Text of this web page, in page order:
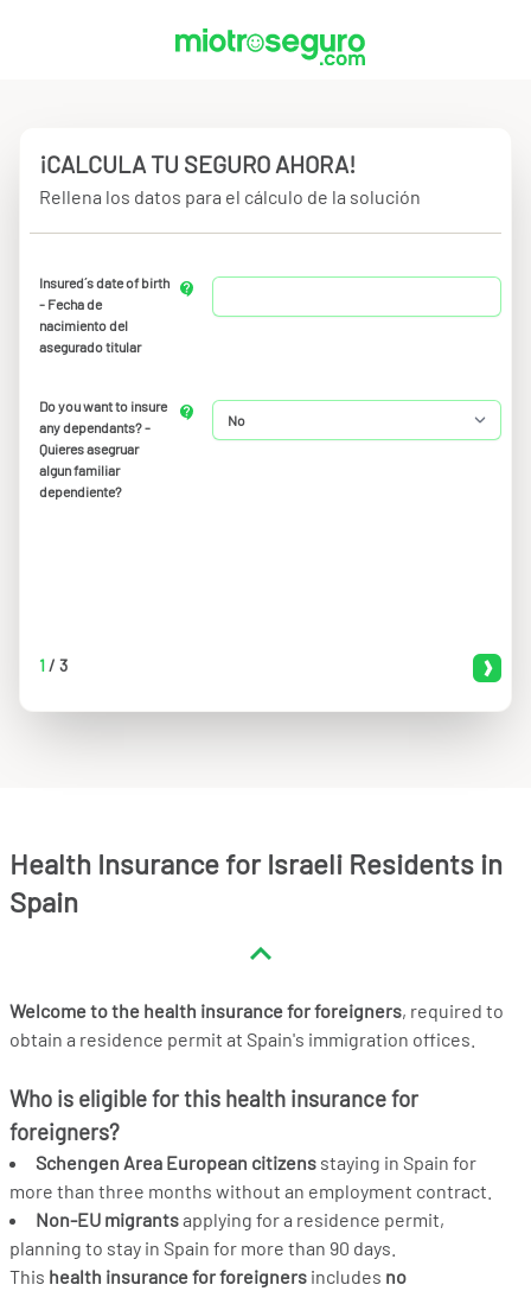
Health Insurance for Israeli Residents in
Spain
Welcome to the health insurance for foreigners, required to
obtain a residence permit at Spain's immigration offices.
Who is eligible for this health insurance for
foreigners?
Schengen Area European citizens staying in Spain for
more than three months without an employment contract.
Non-EU migrantsapplying for a residence permit,
planning to stay in Spain for more than 90 days.
This health insurance for foreigners includes no
¡CALCULA TU SEGURO AHORA!
Rellena los datos para el cálculo de la solución
Insured´s date of birth
- Fecha de
nacimiento del
asegurado titular
Do you want to insure
any dependants? -
Quieres asegruar
algun familiar
dependiente?
1/ 3